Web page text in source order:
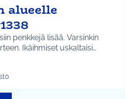
alueelle
penkkejä lisää. Varsinkin
Ikäihmiset uskaltaisi…
mukaan: Riihikallio
teeman mukaan: Ympäristö